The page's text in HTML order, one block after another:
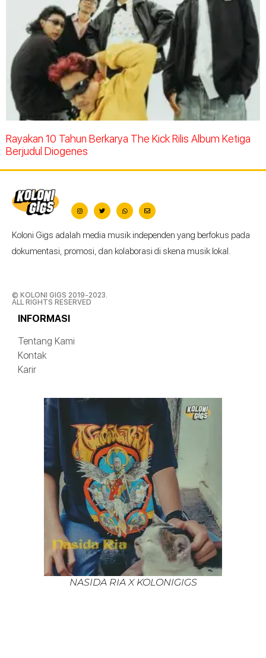
Rayakan 10 Tahun Berkarya The Kick Rilis Album Ketiga
Berjudul Diogenes
Koloni Gigs adalah media musik independen yang berfokus pada
dokumentasi, promosi, dan kolaborasi di skena musik lokal.
© KOLONI GIGS 2019-2023.
ALL RIGHTS RESERVED
INFORMASI
Tentang Kami
Kontak
Karir
NASIDA RIA X KOLONIGIGS